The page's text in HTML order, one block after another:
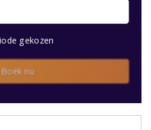
gekozen
Boek nu